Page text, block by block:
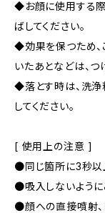
◆お顔に使用する際
ばしてください。
◆効果を保つため、
いたあとなどは、つ
◆落とす時は、洗浄
してください。
[ 使用上の注意 ]
●同じ箇所に3秒以
●吸入しないように
●顔への直接噴射、